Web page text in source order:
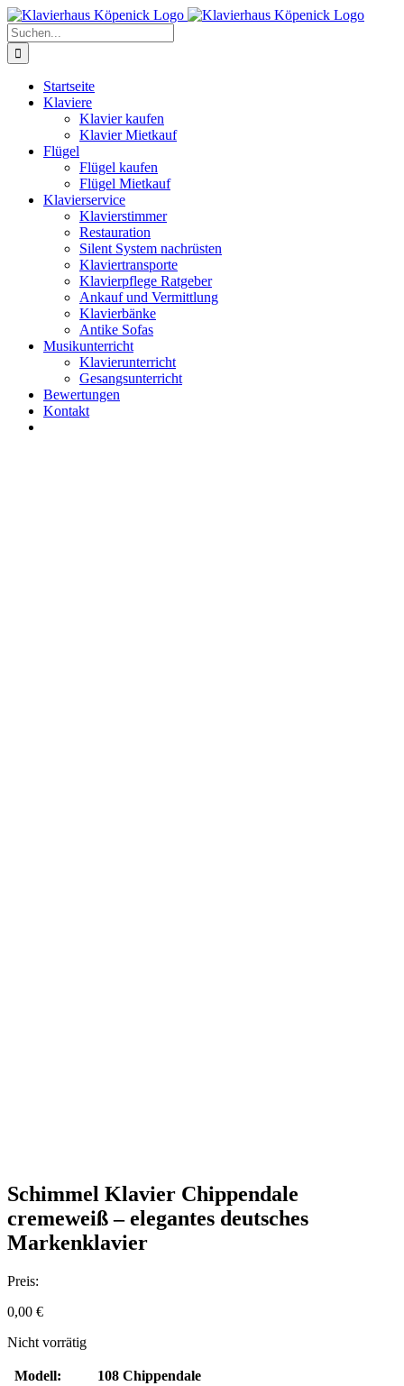
Zum
Inhalt
springen
Suche
nach:
Startseite
Klaviere
Klavier kaufen
Klavier Mietkauf
Flügel
Flügel kaufen
Flügel Mietkauf
Klavierservice
Klavierstimmer
Restauration
Silent System nachrüsten
Klaviertransporte
Klavierpflege Ratgeber
Ankauf und Vermittlung
Klavierbänke
Antike Sofas
Musikunterricht
Klavierunterricht
Gesangsunterricht
Bewertungen
Kontakt
Schimmel Klavier Chippendale
cremeweiß – elegantes deutsches
Markenklavier
Preis:
0,00 €
Nicht vorrätig
Modell:
108 Chippendale